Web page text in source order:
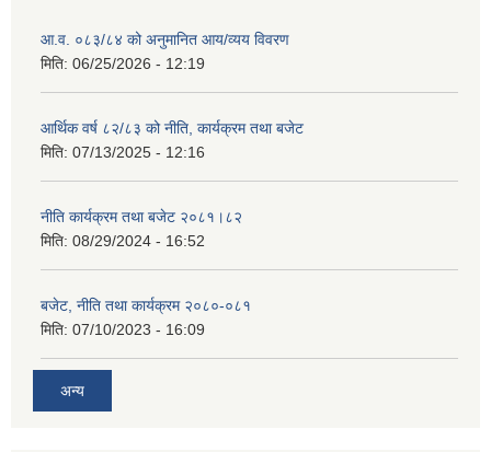
आ.व. ०८३/८४ को अनुमानित आय/व्यय विवरण
मिति: 06/25/2026 - 12:19
आर्थिक वर्ष ८२/८३ को नीति, कार्यक्रम तथा बजेट
मिति: 07/13/2025 - 12:16
नीति कार्यक्रम तथा बजेट २०८१।८२
मिति: 08/29/2024 - 16:52
बजेट, नीति तथा कार्यक्रम २०८०-०८१
मिति: 07/10/2023 - 16:09
अन्य